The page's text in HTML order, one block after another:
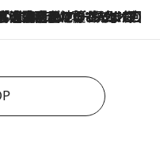
稲の勝手に再ブーム
に憧れて」観客大盛上がりの“タオル回し”に、ラッパー顔負けの高速歌唱まで…さだまさし（74）のアグレッシブすぎる現在地